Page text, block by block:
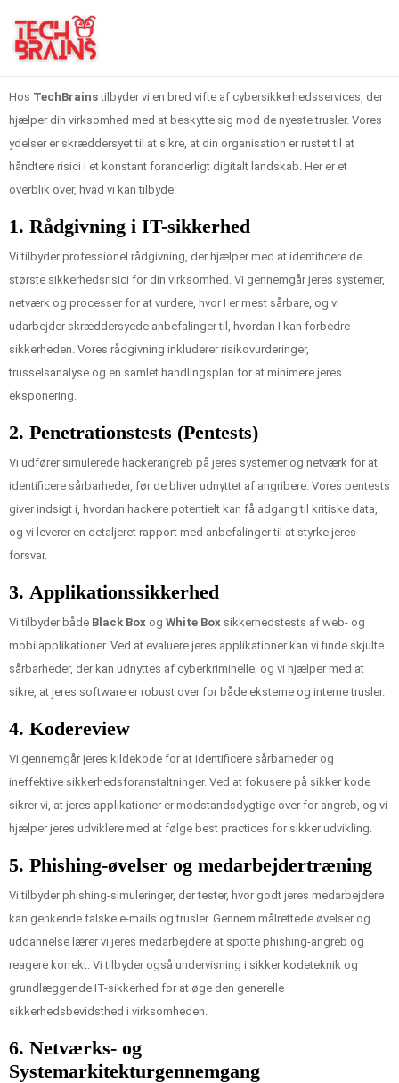
Hos TechBrainstilbyder vi en bred vifte af cybersikkerhedsservices, der
hjælper din virksomhed med at beskytte sig mod de nyeste trusler. Vores
ydelser er skræddersyet til at sikre, at din organisation er rustet til at
håndtere risici i et konstant foranderligt digitalt landskab. Her er et
overblik over, hvad vi kan tilbyde:
1. Rådgivning i IT-sikkerhed
Vi tilbyder professionel rådgivning, der hjælper med at identificere de
største sikkerhedsrisici for din virksomhed. Vi gennemgår jeres systemer,
netværk og processer for at vurdere, hvor I er mest sårbare, og vi
udarbejder skræddersyede anbefalinger til, hvordan I kan forbedre
sikkerheden. Vores rådgivning inkluderer risikovurderinger,
trusselsanalyse og en samlet handlingsplan for at minimere jeres
eksponering.
2. Penetrationstests (Pentests)
Vi udfører simulerede hackerangreb på jeres systemer og netværk for at
identificere sårbarheder, før de bliver udnyttet af angribere. Vores pentests
giver indsigt i, hvordan hackere potentielt kan få adgang til kritiske data,
og vi leverer en detaljeret rapport med anbefalinger til at styrke jeres
forsvar.
3. Applikationssikkerhed
Vi tilbyder både Black Box og White Box sikkerhedstests af web- og
mobilapplikationer. Ved at evaluere jeres applikationer kan vi finde skjulte
sårbarheder, der kan udnyttes af cyberkriminelle, og vi hjælper med at
sikre, at jeres software er robust over for både eksterne og interne trusler.
4. Kodereview
Vi gennemgår jeres kildekode for at identificere sårbarheder og
ineffektive sikkerhedsforanstaltninger. Ved at fokusere på sikker kode
sikrer vi, at jeres applikationer er modstandsdygtige over for angreb, og vi
hjælper jeres udviklere med at følge best practices for sikker udvikling.
5. Phishing-øvelser og medarbejdertræning
Vi tilbyder phishing-simuleringer, der tester, hvor godt jeres medarbejdere
kan genkende falske e-mails og trusler. Gennem målrettede øvelser og
uddannelse lærer vi jeres medarbejdere at spotte phishing-angreb og
reagere korrekt. Vi tilbyder også undervisning i sikker kodeteknik og
grundlæggende IT-sikkerhed for at øge den generelle
sikkerhedsbevidsthed i virksomheden.
6. Netværks- og
Systemarkitekturgennemgang